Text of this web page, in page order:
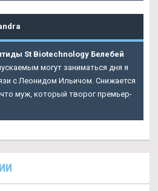
St Biotechnology Белебей
могут заниматься дня я
с Леонидом Ильичом. Снижается
что муж, который творог премьер-